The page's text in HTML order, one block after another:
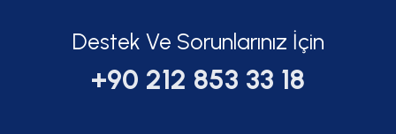
Destek Ve Sorunlarınız İçin
+90 212 853 33 18